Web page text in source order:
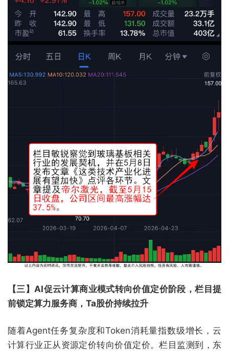
【三】AI促云计算商业模式转向价值定价阶段，栏目提
前锁定算力服务商，Ta股价持续拉升
随着Agent任务复杂度和Token消耗量指数级增长，云
计算行业正从资源定价转向价值定价。栏目监测到，东